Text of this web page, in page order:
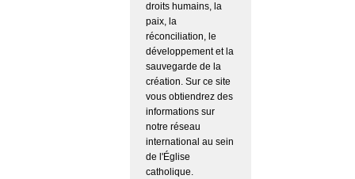
droits humains, la
paix, la
réconciliation, le
développement et la
sauvegarde de la
création. Sur ce site
vous obtiendrez des
informations sur
notre réseau
international au sein
de l'Église
catholique.